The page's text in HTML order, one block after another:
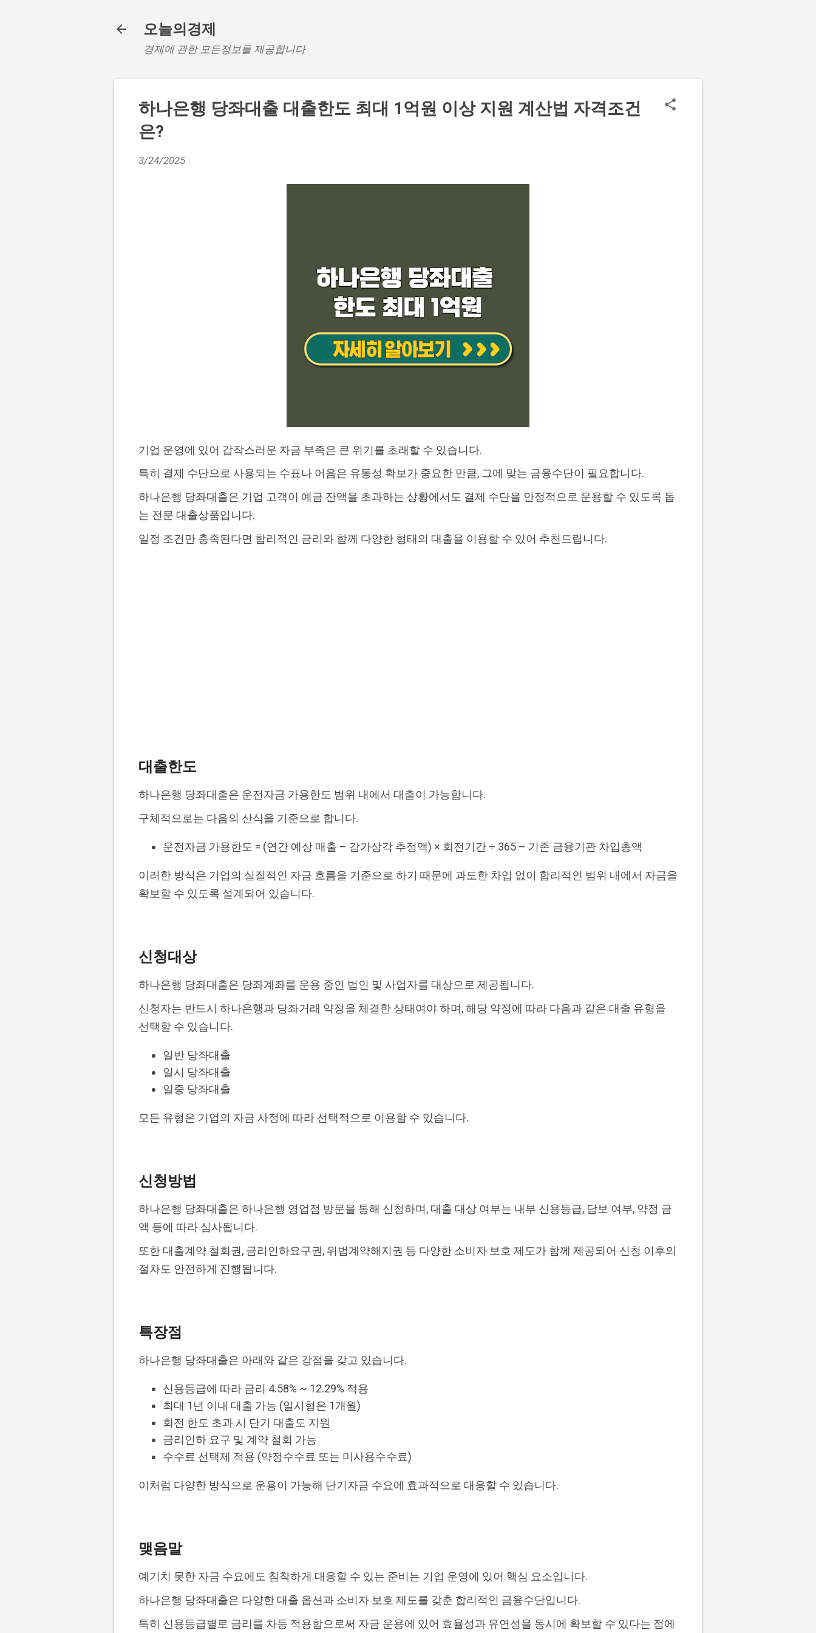
오늘의경제
경제에 관한 모든정보를 제공합니다
하나은행 당좌대출 대출한도 최대 1억원 이상 지원 계산법 자격조건
은?
3/24/2025
기업 운영에 있어 갑작스러운 자금 부족은 큰 위기를 초래할 수 있습니다.
특히 결제 수단으로 사용되는 수표나 어음은 유동성 확보가 중요한 만큼, 그에 맞는 금융수단이 필요합니다.
하나은행 당좌대출은 기업 고객이 예금 잔액을 초과하는 상황에서도 결제 수단을 안정적으로 운용할 수 있도록 돕
는 전문 대출상품입니다.
일정 조건만 충족된다면 합리적인 금리와 함께 다양한 형태의 대출을 이용할 수 있어 추천드립니다.
대출한도
하나은행 당좌대출은 운전자금 가용한도 범위 내에서 대출이 가능합니다.
구체적으로는 다음의 산식을 기준으로 합니다.
운전자금 가용한도 = (연간 예상 매출 – 감가상각 추정액) × 회전기간 ÷ 365 – 기존 금융기관 차입총액
이러한 방식은 기업의 실질적인 자금 흐름을 기준으로 하기 때문에 과도한 차입 없이 합리적인 범위 내에서 자금을
확보할 수 있도록 설계되어 있습니다.
신청대상
하나은행 당좌대출은 당좌계좌를 운용 중인 법인 및 사업자를 대상으로 제공됩니다.
신청자는 반드시 하나은행과 당좌거래 약정을 체결한 상태여야 하며, 해당 약정에 따라 다음과 같은 대출 유형을
선택할 수 있습니다.
일반 당좌대출
일시 당좌대출
일중 당좌대출
모든 유형은 기업의 자금 사정에 따라 선택적으로 이용할 수 있습니다.
신청방법
하나은행 당좌대출은 하나은행 영업점 방문을 통해 신청하며, 대출 대상 여부는 내부 신용등급, 담보 여부, 약정 금
액 등에 따라 심사됩니다.
또한 대출계약 철회권, 금리인하요구권, 위법계약해지권 등 다양한 소비자 보호 제도가 함께 제공되어 신청 이후의
절차도 안전하게 진행됩니다.
특장점
하나은행 당좌대출은 아래와 같은 강점을 갖고 있습니다.
신용등급에 따라 금리 4.58% ~ 12.29% 적용
최대 1년 이내 대출 가능 (일시형은 1개월)
회전 한도 초과 시 단기 대출도 지원
금리인하 요구 및 계약 철회 가능
수수료 선택제 적용 (약정수수료 또는 미사용수수료)
이처럼 다양한 방식으로 운용이 가능해 단기자금 수요에 효과적으로 대응할 수 있습니다.
맺음말
예기치 못한 자금 수요에도 침착하게 대응할 수 있는 준비는 기업 운영에 있어 핵심 요소입니다.
하나은행 당좌대출은 다양한 대출 옵션과 소비자 보호 제도를 갖춘 합리적인 금융수단입니다.
특히 신용등급별로 금리를 차등 적용함으로써 자금 운용에 있어 효율성과 유연성을 동시에 확보할 수 있다는 점에